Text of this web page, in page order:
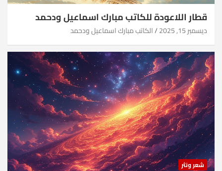
قطار اللاعودة للكاتب مبارك اسماعيل ودحمد
ديسمبر 15, 2025 الكاتب مبارك اسماعيل ودحمد
شعر ونثر